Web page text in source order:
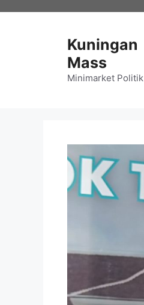
Kuningan
Mass
Minimarket Politik